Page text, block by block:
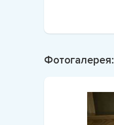
Фотогалерея: